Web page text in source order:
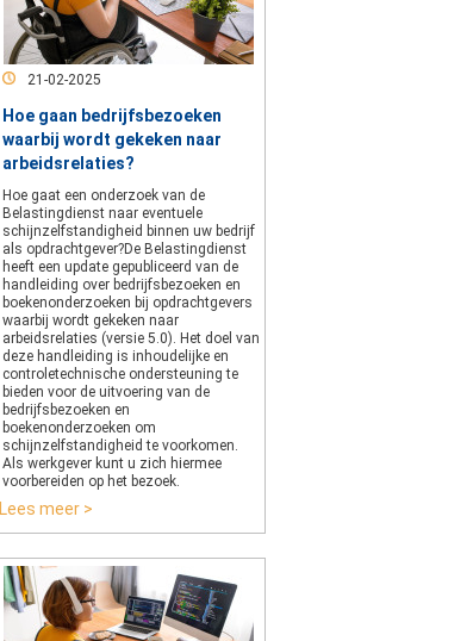
21-02-2025
Hoe gaan bedrijfsbezoeken
waarbij wordt gekeken naar
arbeidsrelaties?
Hoe gaat een onderzoek van de
Belastingdienst naar eventuele
schijnzelfstandigheid binnen uw bedrijf
als opdrachtgever?De Belastingdienst
heeft een update gepubliceerd van de
handleiding over bedrijfsbezoeken en
boekenonderzoeken bij opdrachtgevers
waarbij wordt gekeken naar
arbeidsrelaties (versie 5.0). Het doel van
deze handleiding is inhoudelijke en
controletechnische ondersteuning te
bieden voor de uitvoering van de
bedrijfsbezoeken en
boekenonderzoeken om
schijnzelfstandigheid te voorkomen.
Als werkgever kunt u zich hiermee
voorbereiden op het bezoek.
Lees meer >